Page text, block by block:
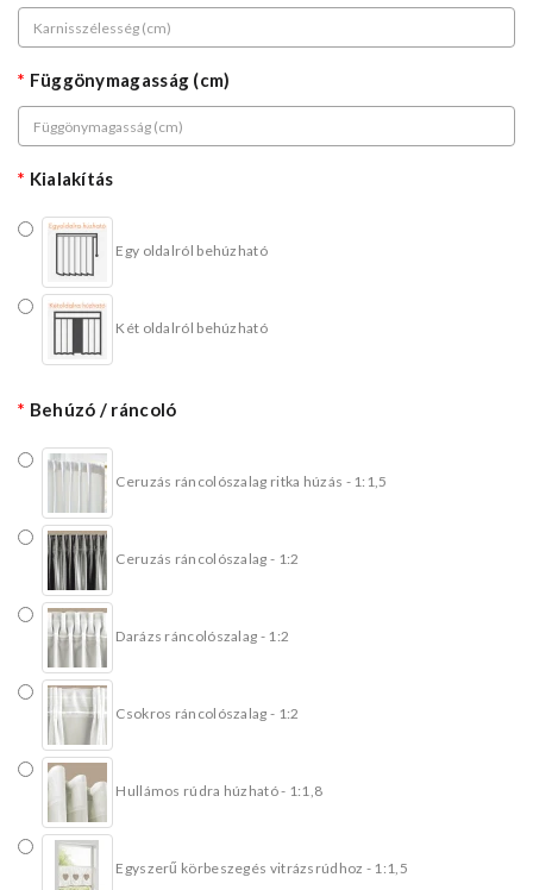
Függönymagasság (cm)
Kialakítás
Egy oldalról behúzható
Két oldalról behúzható
Behúzó / ráncoló
Ceruzás ráncolószalag ritka húzás - 1:1,5
Ceruzás ráncolószalag - 1:2
Darázs ráncolószalag - 1:2
Csokros ráncolószalag - 1:2
Hullámos rúdra húzható - 1:1,8
Egyszerű körbeszegés vitrázsrúdhoz - 1:1,5